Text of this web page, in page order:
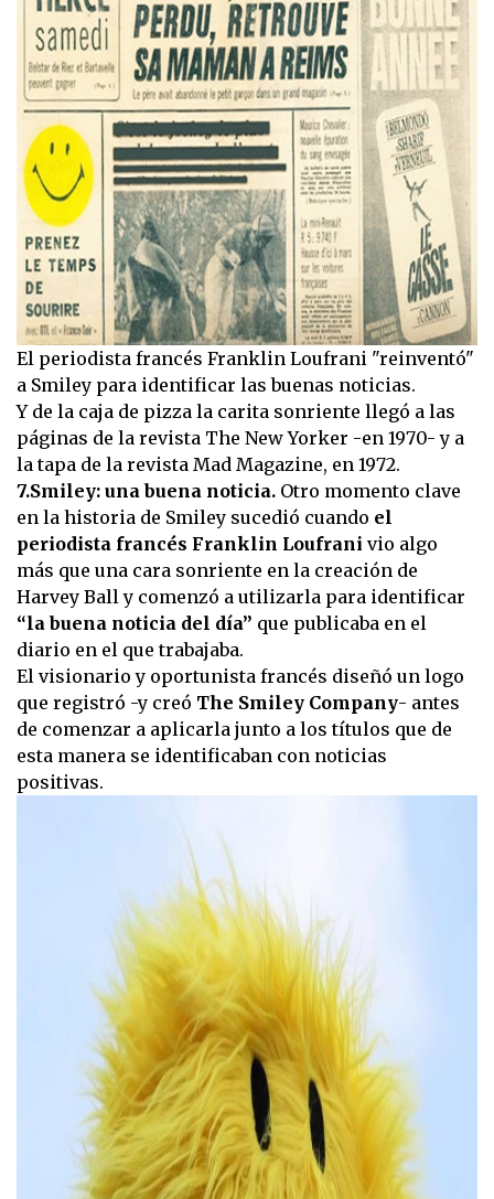
El periodista francés Franklin Loufrani "reinventó"
a Smiley para identificar las buenas noticias.
Y de la caja de pizza la carita sonriente llegó a las
páginas de la revista The New Yorker -en 1970- y a
la tapa de la revista Mad Magazine, en 1972.
7.Smiley: una buena noticia. Otro momento clave
en la historia de Smiley sucedió cuando el
periodista francés Franklin Loufrani vio algo
más que una cara sonriente en la creación de
Harvey Ball y comenzó a utilizarla para identificar
“la buena noticia del día” que publicaba en el
diario en el que trabajaba.
El visionario y oportunista francés diseñó un logo
que registró -y creó The Smiley Company- antes
de comenzar a aplicarla junto a los títulos que de
esta manera se identificaban con noticias
positivas.